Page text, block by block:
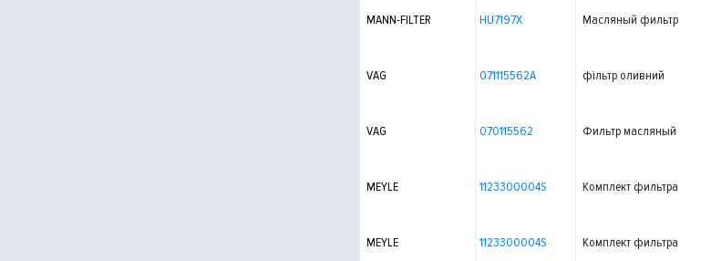
MANN-FILTER HU7197X Масляный фильтр
VAG 071115562A фільтр оливний
VAG 070115562 Фильтр масляный
MEYLE 1123300004S Комплект фильтра
MEYLE 1123300004S Комплект фильтра